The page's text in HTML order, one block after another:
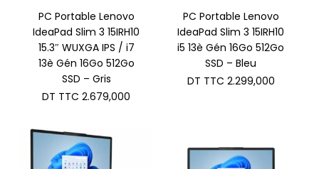
PC Portable Lenovo
IdeaPad Slim 3 15IRH10
15.3″ WUXGA IPS / i7
13è Gén 16Go 512Go
SSD – Gris
DT TTC 2.679,000
PC Portable Lenovo
IdeaPad Slim 3 15IRH10
i5 13è Gén 16Go 512Go
SSD – Bleu
DT TTC 2.299,000